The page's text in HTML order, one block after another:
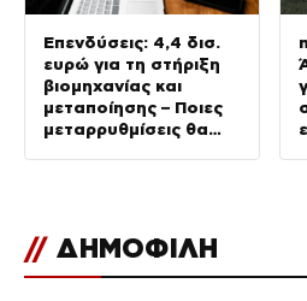
Επενδύσεις: 4,4 δισ.
ευρώ για τη στήριξη
βιομηχανίας και
μεταποίησης – Ποιες
μεταρρυθμίσεις θα
// ΔΗΜΟΦΙΛΗ